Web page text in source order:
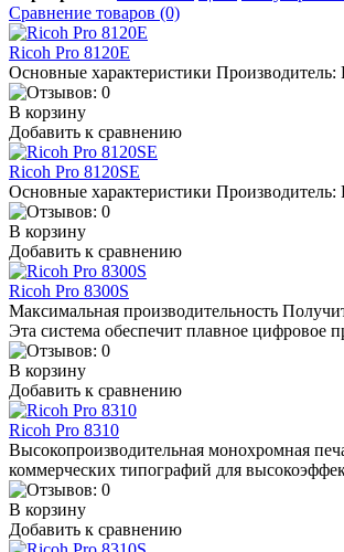
Сравнение товаров (0)
Ricoh Pro 8120E
Основные характеристики
В корзину
Добавить к сравнению
Ricoh Pro 8120SE
Основные характеристики
В корзину
Добавить к сравнению
Ricoh Pro 8300S
Максимальная производительность
Эта система обеспечит плавное цифровое
В корзину
Добавить к сравнению
Ricoh Pro 8310
Высокопроизводительная монохромная
коммерческих типографий для
В корзину
Добавить к сравнению